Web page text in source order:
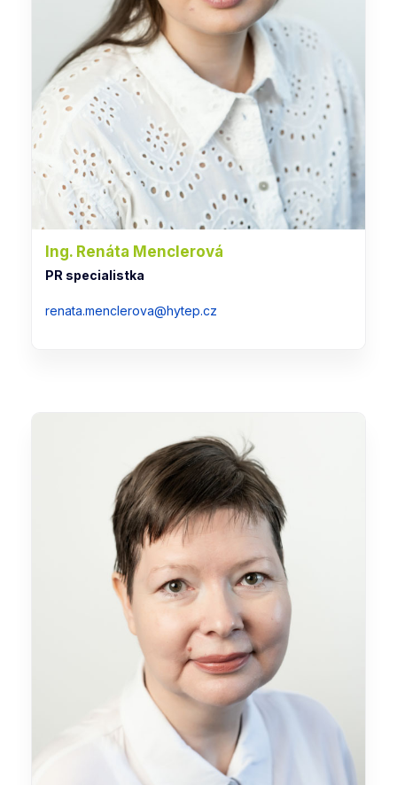
Ing. Renáta Menclerová
PR specialistka
renata.menclerova@hytep.cz